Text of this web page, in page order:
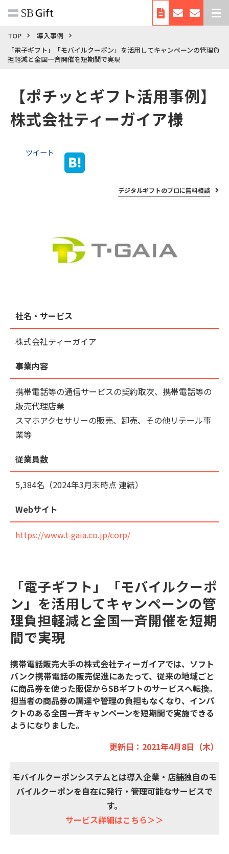
サービス紹介
料金
お役立ち資料
TOP
導入事例
「電子ギフト」「モバイルクーポン」を活用してキャンペーンの管理負
担軽減と全国一斉開催を短期間で実現
【ポチッとギフト活用事例】
株式会社ティーガイア様
ツイート
デジタルギフトのプロに無料相談
社名・サービス
株式会社ティーガイア
事業内容
携帯電話等の通信サービスの契約取次、携帯電話等の
販売代理店業
スマホアクセサリーの販売、卸売、その他リテール事
業等
従業員数
5,384名（2024年3月末時点 連結）
Webサイト
https://www.t-gaia.co.jp/corp/
「電子ギフト」「モバイルクーポ
ン」を活用してキャンペーンの管
理負担軽減と全国一⻫開催を短期
間で実現
携帯電話販売大手の株式会社ティーガイアでは、ソフト
バンク携帯電話の販売促進にあたって、従来の地域ごと
に商品券を使った販促からSBギフトのサービスへ転換。
担当者の商品券の調達や管理の負担もなくなり、インパ
クトのある全国一斉キャンペーンを短期間で実施できる
ようになりました。
更新⽇：2021年4⽉8⽇（⽊）
モバイルクーポンシステムとは導入企業・店舗独自のモ
バイルクーポンを自在に発行・管理可能なサービスで
す。
サービス詳細はこちら＞＞